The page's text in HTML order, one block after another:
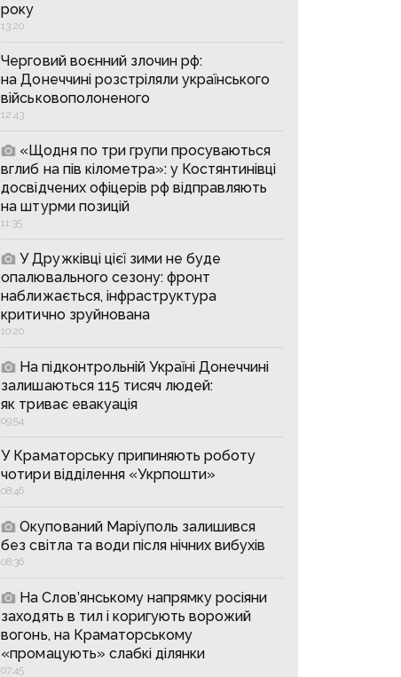
року
13:20
Черговий воєнний злочин рф:
на Донеччині розстріляли українського
військовополоненого
12:43
«Щодня по три групи просуваються
вглиб на пів кілометра»: у Костянтинівці
досвідчених офіцерів рф відправляють
на штурми позицій
11:35
У Дружківці цієї зими не буде
опалювального сезону: фронт
наближається, інфраструктура
критично зруйнована
10:20
На підконтрольній Україні Донеччині
залишаються 115 тисяч людей:
як триває евакуація
09:54
У Краматорську припиняють роботу
чотири відділення «Укрпошти»
08:46
Окупований Маріуполь залишився
без світла та води після нічних вибухів
08:36
На Слов’янському напрямку росіяни
заходять в тил і коригують ворожий
вогонь, на Краматорському
«промацують» слабкі ділянки
07:45